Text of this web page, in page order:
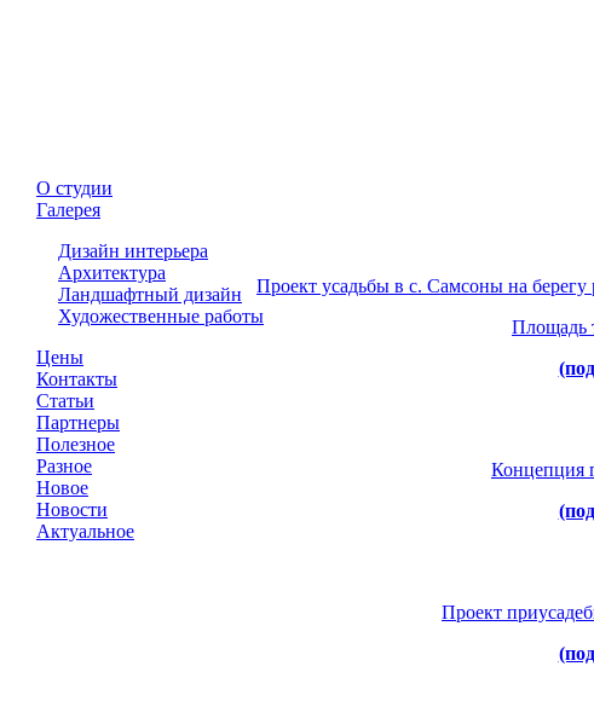
О студии
Галерея
Дизайн интерьера
Архитектура
Ландшафтный дизайн
Художественные работы
Цены
Контакты
Статьи
Партнеры
Полезное
Разное
Новое
Новости
Актуальное
Проект усадьбы в с. Самсоны на
Площадь
Концепция
Проект